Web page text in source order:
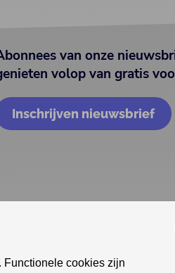
van onze
volop van gratis
Inschrijven nieuwsbrief
Functionele cookies zijn